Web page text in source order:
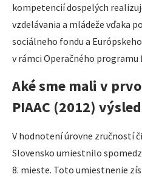
kompetencií dospelých
vzdelávania a mládeže vďaka
sociálneho fondu a
v rámci Operačného programu
Aké sme mali v
PIAAC (2012)
V hodnotení úrovne zručností
Slovensko umiestnilo
8. mieste. Toto umiestnenie